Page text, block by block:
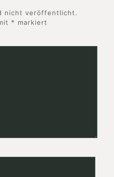
nicht veröffentlicht.
* markiert